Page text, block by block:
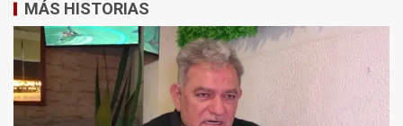
MÁS HISTORIAS